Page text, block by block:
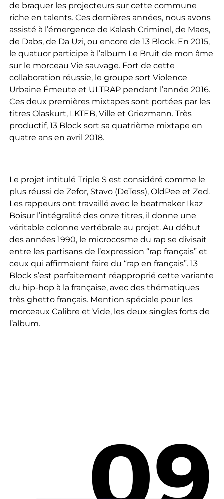
de braquer les projecteurs sur cette commune
riche en talents. Ces dernières années, nous avons
assisté à l’émergence de Kalash Criminel, de Maes,
de Dabs, de Da Uzi, ou encore de 13 Block. En 2015,
le quatuor participe à l’album Le Bruit de mon âme
sur le morceau Vie sauvage. Fort de cette
collaboration réussie, le groupe sort Violence
Urbaine Émeute et ULTRAP pendant l’année 2016.
Ces deux premières mixtapes sont portées par les
titres Olaskurt, LKTEB, Ville et Griezmann. Très
productif, 13 Block sort sa quatrième mixtape en
quatre ans en avril 2018.
Le projet intitulé Triple S est considéré comme le
plus réussi de Zefor, Stavo (DeTess), OldPee et Zed.
Les rappeurs ont travaillé avec le beatmaker Ikaz
Boisur l’intégralité des onze titres, il donne une
véritable colonne vertébrale au projet. Au début
des années 1990, le microcosme du rap se divisait
entre les partisans de l’expression “rap français” et
ceux qui affirmaient faire du “rap en français”. 13
Block s’est parfaitement réapproprié cette variante
du hip-hop à la française, avec des thématiques
très ghetto français. Mention spéciale pour les
morceaux Calibre et Vide, les deux singles forts de
l’album.